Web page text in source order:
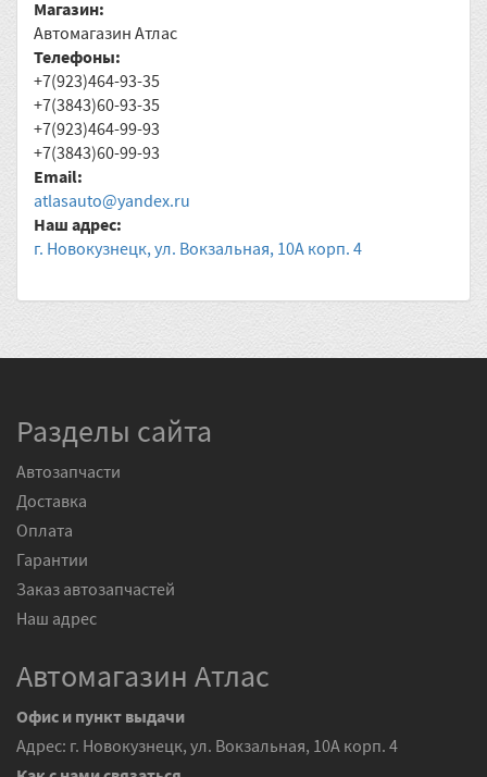
Магазин:
Автомагазин Атлас
Телефоны:
+7(923)464-93-35
+7(3843)60-93-35
+7(923)464-99-93
+7(3843)60-99-93
Email:
atlasauto@yandex.ru
Наш адрес:
г. Новокузнецк, ул. Вокзальная, 10А корп. 4
Разделы сайта
Автозапчасти
Доставка
Оплата
Гарантии
Заказ автозапчастей
Наш адрес
Автомагазин Атлас
Офис и пункт выдачи
Адрес: г. Новокузнецк, ул. Вокзальная, 10А корп. 4